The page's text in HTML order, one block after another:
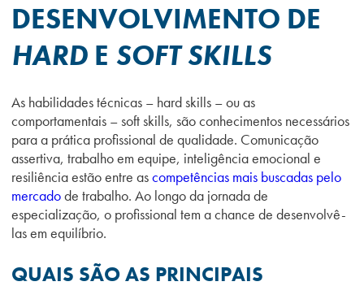
DESENVOLVIMENTO DE
HARD E SOFT SKILLS
As habilidades técnicas – hard skills – ou as
comportamentais – soft skills, são conhecimentos necessários
para a prática profissional de qualidade. Comunicação
assertiva, trabalho em equipe, inteligência emocional e
resiliência estão entre ascompetências mais buscadas pelo
mercadode trabalho. Ao longo da jornada de
especialização, o profissional tem a chance de desenvolvê-
las em equilíbrio.
QUAIS SÃO AS PRINCIPAIS